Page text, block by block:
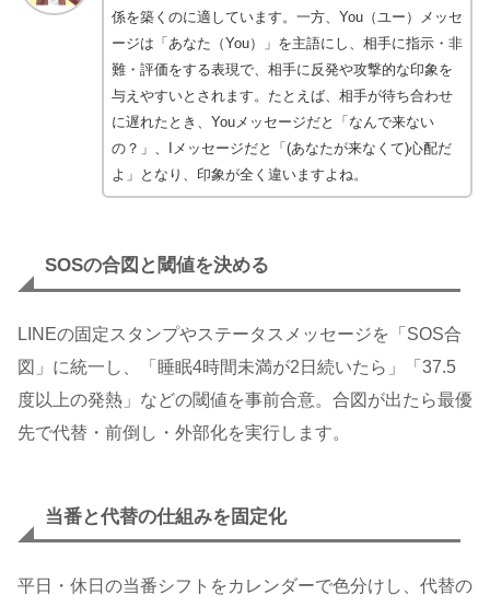
係を築くのに適しています。一方、You（ユー）メッセ
ージは「あなた（You）」を主語にし、相手に指示・非
難・評価をする表現で、相手に反発や攻撃的な印象を
与えやすいとされます。たとえば、相手が待ち合わせ
に遅れたとき、Youメッセージだと「なんで来ない
の？」、Iメッセージだと「(あなたが来なくて)心配だ
よ」となり、印象が全く違いますよね。
SOSの合図と閾値を決める
LINEの固定スタンプやステータスメッセージを「SOS合
図」に統一し、「睡眠4時間未満が2日続いたら」「37.5
度以上の発熱」などの閾値を事前合意。合図が出たら最優
先で代替・前倒し・外部化を実行します。
当番と代替の仕組みを固定化
平日・休日の当番シフトをカレンダーで色分けし、代替の